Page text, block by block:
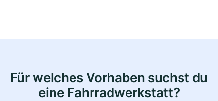
Für welches Vorhaben suchst du
eine Fahrradwerkstatt?